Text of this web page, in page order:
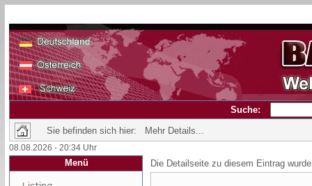
Suche:
Sie befinden sich hier: Mehr Details...
08.08.2026 - 20:34 Uhr
Menü Die Detailseite zu diesem Eintrag